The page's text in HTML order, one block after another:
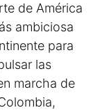
de América
ambiciosa
para
las
marcha de